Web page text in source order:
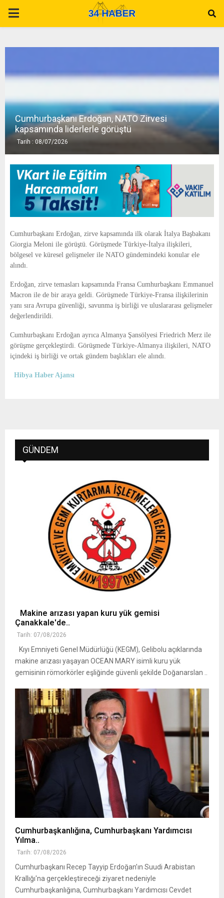
P
A
E
N
U
Cumhurbaşkanı Erdoğan, NATO Zirvesi
kapsamında liderlerle görüştü
Tarih : 08/07/2026
Cumhurbaşkanı Erdoğan, zirve kapsamında ilk olarak İtalya Başbakanı
Giorgia Meloni ile görüştü. Görüşmede Türkiye-İtalya ilişkileri,
bölgesel ve küresel gelişmeler ile NATO gündemindeki konular ele
alındı.
Erdoğan, zirve temasları kapsamında Fransa Cumhurbaşkanı Emmanuel
Macron ile de bir araya geldi. Görüşmede Türkiye-Fransa ilişkilerinin
yanı sıra Avrupa güvenliği, savunma iş birliği ve uluslararası gelişmeler
değerlendirildi.
Cumhurbaşkanı Erdoğan ayrıca Almanya Şansölyesi Friedrich Merz ile
görüşme gerçekleştirdi. Görüşmede Türkiye-Almanya ilişkileri, NATO
içindeki iş birliği ve ortak gündem başlıkları ele alındı.
Hibya Haber Ajansı
GÜNDEM
Makine arızası yapan kuru yük gemisi
Çanakkale'de..
Tarih: 07/08/2026
Kıyı Emniyeti Genel Müdürlüğü (KEGM), Gelibolu açıklarında
makine arızası yaşayan OCEAN MARY isimli kuru yük
gemisinin römorkörler eşliğinde güvenli şekilde Doğanarslan ..
Cumhurbaşkanlığına, Cumhurbaşkanı Yardımcısı
Yılma..
Tarih: 07/08/2026
Cumhurbaşkanı Recep Tayyip Erdoğan’ın Suudi Arabistan
Krallığı'na gerçekleştireceği ziyaret nedeniyle
Cumhurbaşkanlığına, Cumhurbaşkanı Yardımcısı Cevdet